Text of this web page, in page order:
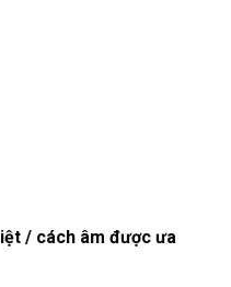
/ cách âm được ưa